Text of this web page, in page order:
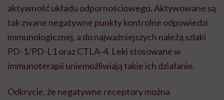
aktywność układu odpornościowego. Aktywowane są
tak zwane negatywne punkty kontrolne odpowiedzi
immunologicznej, a do najważniejszych należą szlaki
PD-1/PD-L1 oraz CTLA-4. Leki stosowane w
immunoterapii uniemożliwiają takie ich działanie.
Odkrycie, że negatywne receptory można